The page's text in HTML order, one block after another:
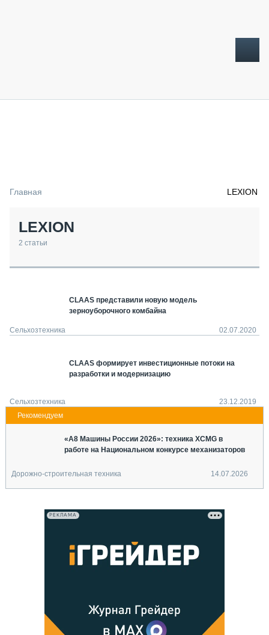
ТЕХНИКА КРУПНЫМ ПЛАНОМ
СПЕЦПРОЕКТЫ
МЕРОПРИЯТИЯ
СТАТЬИ ПО КАТЕГОРИЯМ ТЕХНИКИ
Главная LEXION
LEXION
2 статьи
CLAAS представили новую модель
зерноуборочного комбайна
Сельхозтехника 02.07.2020
CLAAS формирует инвестиционные потоки на
разработки и модернизацию
Сельхозтехника 23.12.2019
«А8 Машины России 2026»: техника XCMG в
работе на Национальном конкурсе механизаторов
Дорожно-строительная техника 14.07.2026
РЕКЛАМА